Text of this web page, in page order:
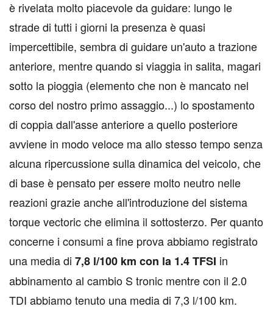
è rivelata molto piacevole da guidare: lungo le
strade di tutti i giorni la presenza è quasi
impercettibile, sembra di guidare un'auto a trazione
anteriore, mentre quando si viaggia in salita, magari
sotto la pioggia (elemento che non è mancato nel
corso del nostro primo assaggio...) lo spostamento
di coppia dall'asse anteriore a quello posteriore
avviene in modo veloce ma allo stesso tempo senza
alcuna ripercussione sulla dinamica del veicolo, che
di base è pensato per essere molto neutro nelle
reazioni grazie anche all'introduzione del sistema
torque vectoric che elimina il sottosterzo. Per quanto
concerne i consumi a fine prova abbiamo registrato
una media di 7,8 l/100 km con la 1.4 TFSI in
abbinamento al cambio S tronic mentre con il 2.0
TDI abbiamo tenuto una media di 7,3 l/100 km.